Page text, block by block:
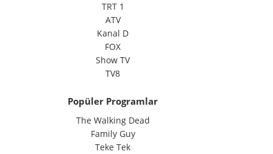
TRT 1
ATV
Kanal D
FOX
Show TV
TV8
Popüler Programlar
The Walking Dead
Family Guy
Teke Tek